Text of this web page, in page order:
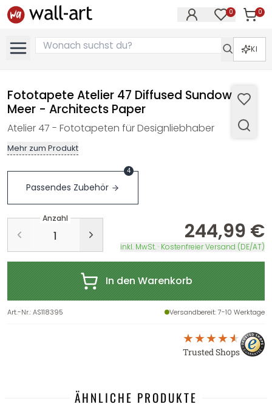
0 0
KI
Fototapete Atelier 47 Diffused Sundown
Meer - Architects Paper
Atelier 47 - Fototapeten für Designliebhaber
Mehr zum Produkt
Passendes Zubehör
4
Anzahl
244,99 €
inkl. MwSt. · Kostenfreier Versand (DE/AT)
In den Warenkorb
Art.-Nr.:AS118395 Versandbereit: 7-10 Werktage
Trusted Shops
ÄHNLICHE PRODUKTE